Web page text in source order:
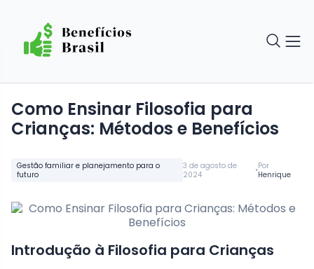
Gestão familiar e planejamento para o
futuro
3 de agosto de
2024
•Por
Henrique
Como Ensinar Filosofia para
Crianças: Métodos e Benefícios
Introdução à Filosofia para Crianças